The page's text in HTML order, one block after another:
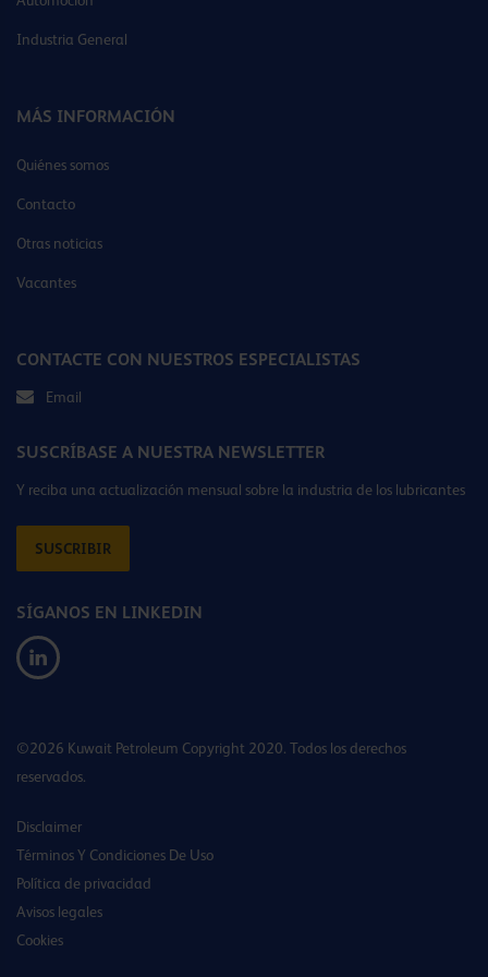
Industria General
MÁS INFORMACIÓN
Quiénes somos
Contacto
Otras noticias
Vacantes
CONTACTE CON NUESTROS ESPECIALISTAS
Email
SUSCRÍBASE A NUESTRA NEWSLETTER
Y reciba una actualización mensual sobre la industria de los lubricantes
SUSCRIBIR
SÍGANOS EN LINKEDIN
©2026 Kuwait Petroleum Copyright 2020. Todos los derechos
reservados.
Disclaimer
Términos Y Condiciones De Uso
Política de privacidad
Avisos legales
Cookies